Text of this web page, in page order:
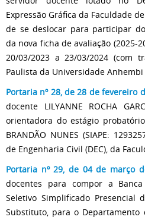
Expressão Gráfica da Faculdade
de se deslocar para participar
da nova ficha de avaliação (2025-
20/03/2023 a 23/03/2024 (com
Paulista da Universidade Anhembi
Portaria nº 28, de 28 de fevereiro
docente LILYANNE ROCHA
orientadora do estágio
BRANDÃO NUNES (SIAPE:
de Engenharia Civil (DEC), da
Portaria nº 29, de 04 de março
docentes para compor a
Seletivo Simplificado Presencial
Substituto, para o